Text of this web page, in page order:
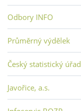
Odbory INFO
Průměrný výdělek
Český statistický úřad
Javořice, a.s.